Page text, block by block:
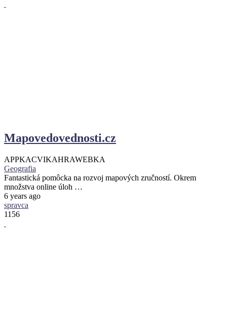
Mapovedovednosti.cz
APPKACVIKAHRAWEBKA
Geografia
Fantastická pomôcka na rozvoj mapových zručností. Okrem
množstva online úloh …
6 years ago
spravca
1156